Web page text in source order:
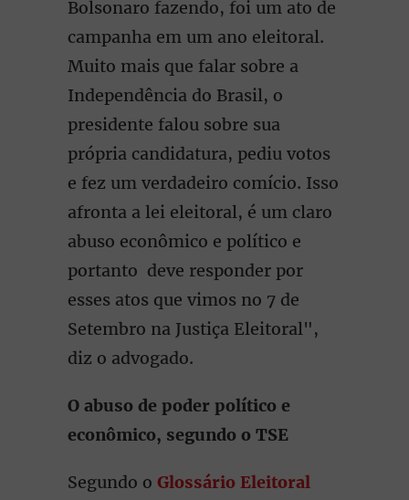
Bolsonaro fazendo, foi um ato de
campanha em um ano eleitoral.
Muito mais que falar sobre a
Independência do Brasil, o
presidente falou sobre sua
própria candidatura, pediu votos
e fez um verdadeiro comício. Isso
afronta a lei eleitoral, é um claro
abuso econômico e político e
portanto deve responder por
esses atos que vimos no 7 de
Setembro na Justiça Eleitoral",
diz o advogado.
O abuso de poder político e
econômico, segundo o TSE
Segundo o Glossário Eleitoral